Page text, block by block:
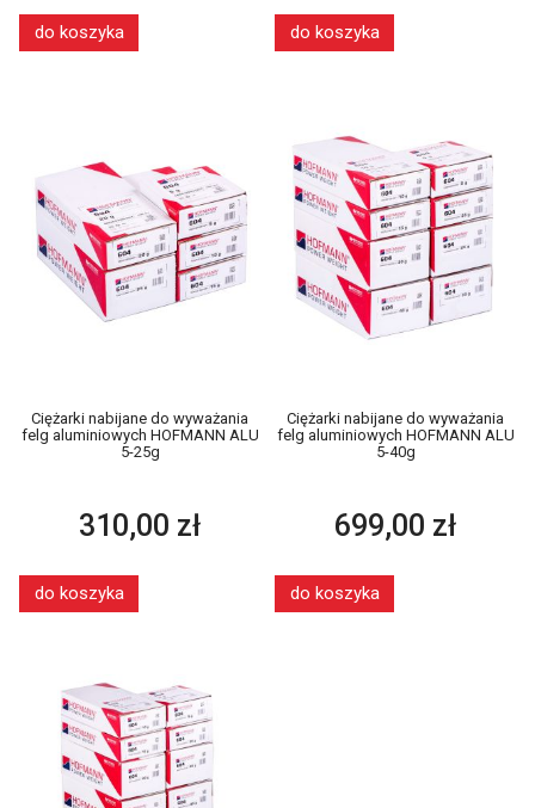
do koszyka do koszyka
Ciężarki nabijane do wyważania
felg aluminiowych HOFMANN ALU
5-25g
310,00 zł
do koszyka
Ciężarki nabijane do wyważania
felg aluminiowych HOFMANN ALU
5-40g
699,00 zł
do koszyka